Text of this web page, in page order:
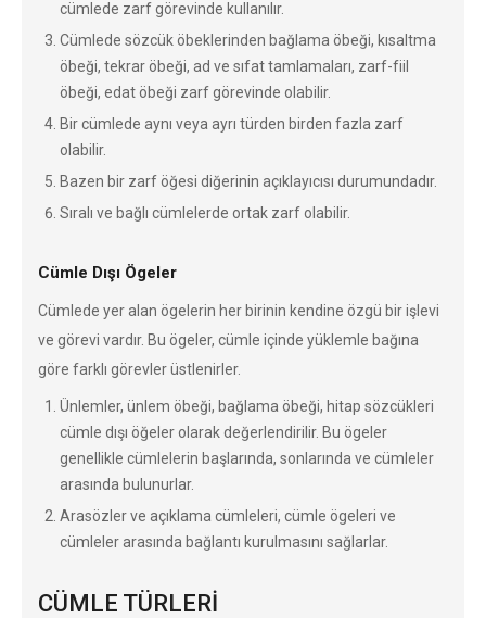
cümlede zarf görevinde kullanılır.
Cümlede sözcük öbeklerinden bağlama öbeği, kısaltma
öbeği, tekrar öbeği, ad ve sıfat tamlamaları, zarf-fiil
öbeği, edat öbeği zarf görevinde olabilir.
Bir cümlede aynı veya ayrı türden birden fazla zarf
olabilir.
Bazen bir zarf öğesi diğerinin açıklayıcısı durumundadır.
Sıralı ve bağlı cümlelerde ortak zarf olabilir.
Cümle Dışı Ögeler
Cümlede yer alan ögelerin her birinin kendine özgü bir işlevi
ve görevi vardır. Bu ögeler, cümle içinde yüklemle bağına
göre farklı görevler üstlenirler.
Ünlemler, ünlem öbeği, bağlama öbeği, hitap sözcükleri
cümle dışı öğeler olarak değerlendirilir. Bu ögeler
genellikle cümlelerin başlarında, sonlarında ve cümleler
arasında bulunurlar.
Arasözler ve açıklama cümleleri, cümle ögeleri ve
cümleler arasında bağlantı kurulmasını sağlarlar.
CÜMLE TÜRLERİ